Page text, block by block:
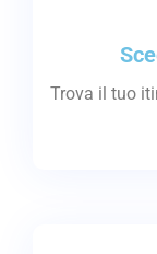
Trova il tuo